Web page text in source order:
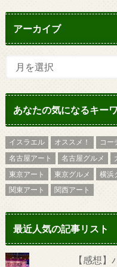
アーカイブ
あなたの気になるキー
イスラエル オススメ！ コー
名古屋アート
名古屋グルメ
東京アート
東京グルメ 横浜
関東アート
関西アート
最近人気の記事リスト
【感想